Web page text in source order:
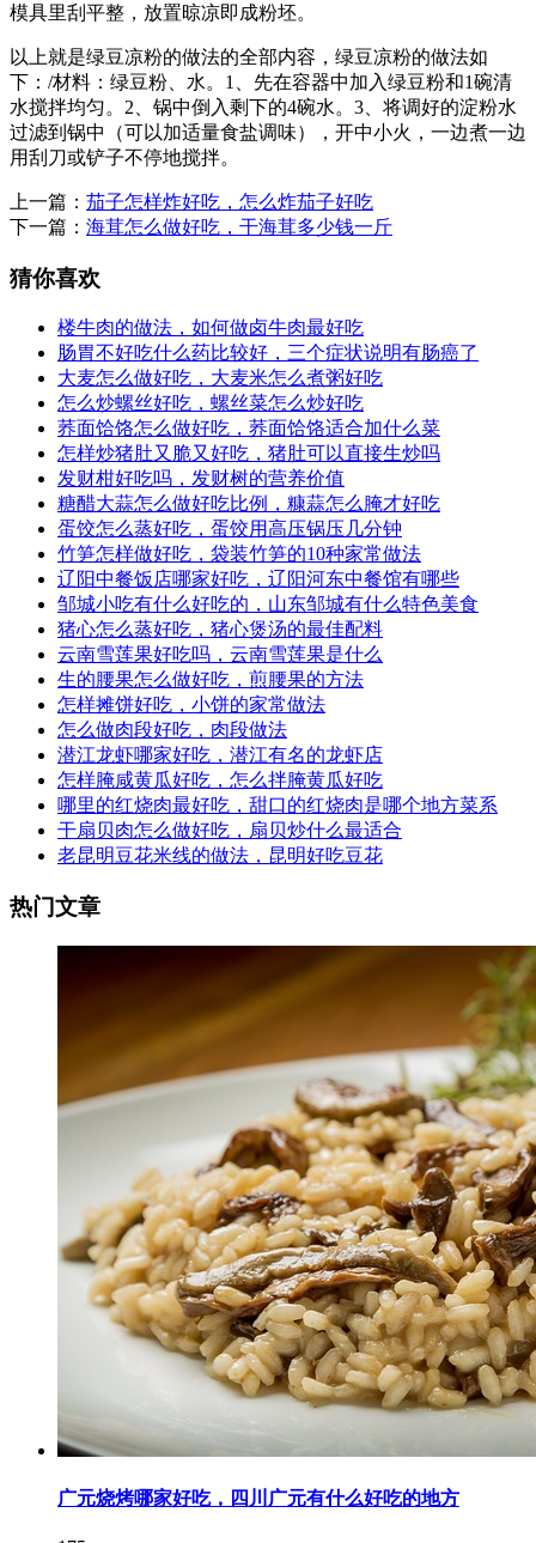
模具里刮平整，放置晾凉即成粉坯。
以上就是绿豆凉粉的做法的全部内容，绿豆凉粉的做法如
下：/材料：绿豆粉、水。1、先在容器中加入绿豆粉和1碗清
水搅拌均匀。2、锅中倒入剩下的4碗水。3、将调好的淀粉水
过滤到锅中（可以加适量食盐调味），开中小火，一边煮一边
用刮刀或铲子不停地搅拌。
上一篇： 茄子怎样炸好吃，怎么炸茄子好吃
下一篇： 海茸怎么做好吃，干海茸多少钱一斤
猜你喜欢
楼牛肉的做法，如何做卤牛肉最好吃
肠胃不好吃什么药比较好，三个症状说明有肠癌了
大麦怎么做好吃，大麦米怎么煮粥好吃
怎么炒螺丝好吃，螺丝菜怎么炒好吃
荞面饸饹怎么做好吃，荞面饸饹适合加什么菜
怎样炒猪肚又脆又好吃，猪肚可以直接生炒吗
发财柑好吃吗，发财树的营养价值
糖醋大蒜怎么做好吃比例，糠蒜怎么腌才好吃
蛋饺怎么蒸好吃，蛋饺用高压锅压几分钟
竹笋怎样做好吃，袋装竹笋的10种家常做法
辽阳中餐饭店哪家好吃，辽阳河东中餐馆有哪些
邹城小吃有什么好吃的，山东邹城有什么特色美食
猪心怎么蒸好吃，猪心煲汤的最佳配料
云南雪莲果好吃吗，云南雪莲果是什么
生的腰果怎么做好吃，煎腰果的方法
怎样摊饼好吃，小饼的家常做法
怎么做肉段好吃，肉段做法
潜江龙虾哪家好吃，潜江有名的龙虾店
怎样腌咸黄瓜好吃，怎么拌腌黄瓜好吃
哪里的红烧肉最好吃，甜口的红烧肉是哪个地方菜系
干扇贝肉怎么做好吃，扇贝炒什么最适合
老昆明豆花米线的做法，昆明好吃豆花
热门文章
广元烧烤哪家好吃，四川广元有什么好吃的地方